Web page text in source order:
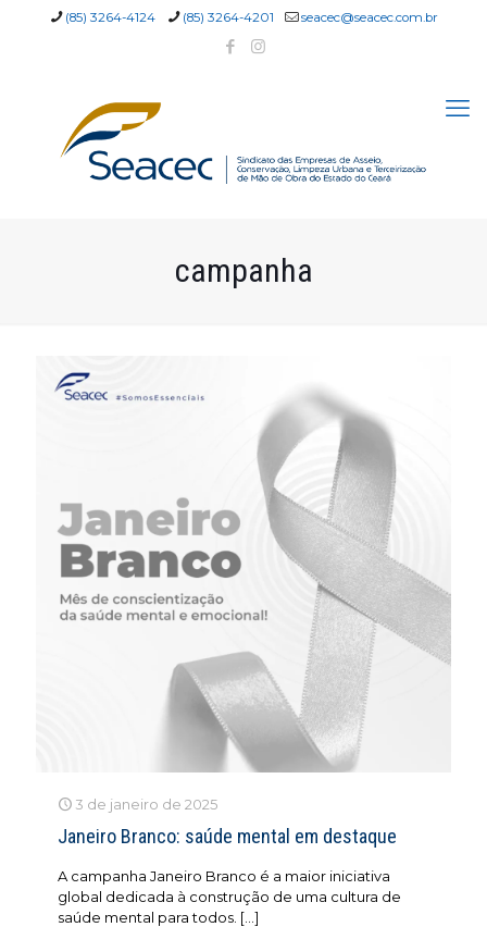
(85) 3264-4124 (85) 3264-4201 seacec@seacec.com.br
campanha
3 de janeiro de 2025
Janeiro Branco: saúde mental em destaque
A campanha Janeiro Branco é a maior iniciativa
global dedicada à construção de uma cultura de
saúde mental para todos. […]